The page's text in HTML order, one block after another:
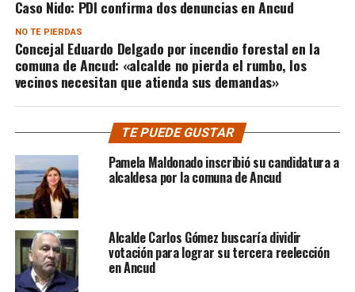
Caso Nido: PDI confirma dos denuncias en Ancud
NO TE PIERDAS
Concejal Eduardo Delgado por incendio forestal en la
comuna de Ancud: «alcalde no pierda el rumbo, los
vecinos necesitan que atienda sus demandas»
TE PUEDE GUSTAR
Pamela Maldonado inscribió su candidatura a
alcaldesa por la comuna de Ancud
Alcalde Carlos Gómez buscaría dividir
votación para lograr su tercera reelección
en Ancud